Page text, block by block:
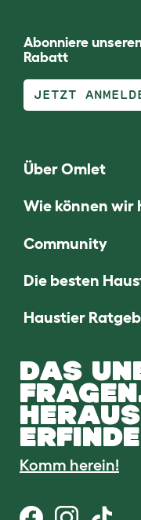
Abonniere
Rabatt
JETZT
Über Omlet
Wie können wir
Community
Die besten
Haustier
DAS
Komm herein!